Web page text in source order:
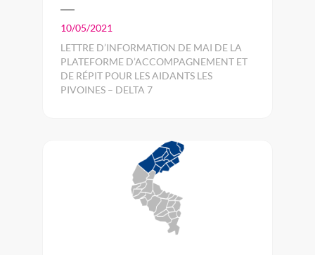
10/05/2021
LETTRE D’INFORMATION DE MAI DE LA
PLATEFORME D’ACCOMPAGNEMENT ET
DE RÉPIT POUR LES AIDANTS LES
PIVOINES – DELTA 7